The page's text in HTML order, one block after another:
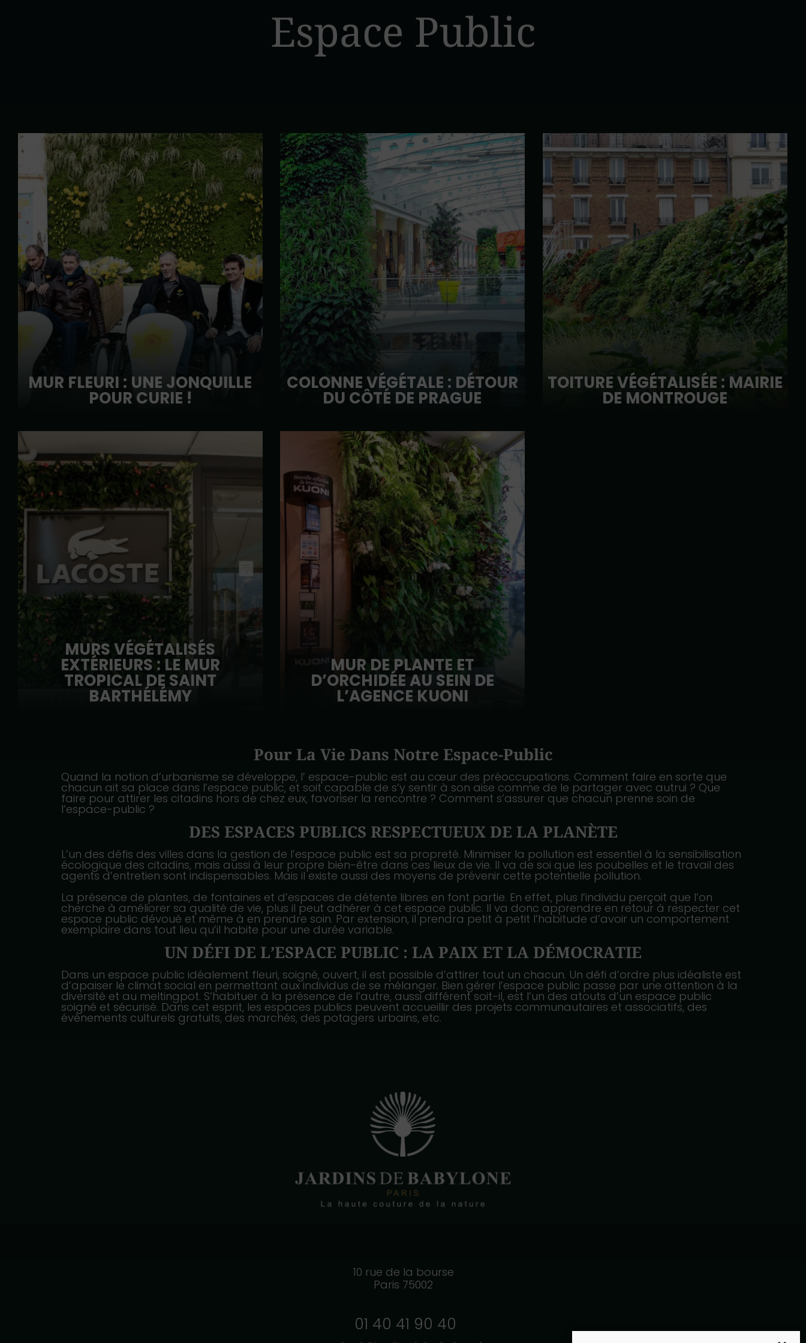
Espace Public
MUR FLEURI : UNE JONQUILLE
POUR CURIE !
COLONNE VÉGÉTALE : DÉTOUR
DU CÔTÉ DE PRAGUE
TOITURE VÉGÉTALISÉE : MAIRIE
DE MONTROUGE
MURS VÉGÉTALISÉS
EXTÉRIEURS : LE MUR
TROPICAL DE SAINT
BARTHÉLÉMY
MUR DE PLANTE ET
D’ORCHIDÉE AU SEIN DE
L’AGENCE KUONI
Pour La Vie Dans Notre Espace-Public
Quand la notion d’urbanisme se développe, l’ espace-public est au cœur des préoccupations. Comment faire en sorte que
chacun ait sa place dans l’espace public, et soit capable de s’y sentir à son aise comme de le partager avec autrui ? Que
faire pour attirer les citadins hors de chez eux, favoriser la rencontre ? Comment s’assurer que chacun prenne soin de
l’espace-public ?
DES ESPACES PUBLICS RESPECTUEUX DE LA PLANÈTE
L’un des défis des villes dans la gestion de l’espace public est sa propreté. Minimiser la pollution est essentiel à la sensibilisation
écologique des citadins, mais aussi à leur propre bien-être dans ces lieux de vie. Il va de soi que les poubelles et le travail des
agents d’entretien sont indispensables. Mais il existe aussi des moyens de prévenir cette potentielle pollution.
La présence de plantes, de fontaines et d’espaces de détente libres en font partie. En effet, plus l’individu perçoit que l’on
cherche à améliorer sa qualité de vie, plus il peut adhérer à cet espace public. Il va donc apprendre en retour à respecter cet
espace public dévoué et même à en prendre soin. Par extension, il prendra petit à petit l’habitude d’avoir un comportement
exemplaire dans tout lieu qu’il habite pour une durée variable.
UN DÉFI DE L’ESPACE PUBLIC : LA PAIX ET LA DÉMOCRATIE
Dans un espace public idéalement fleuri, soigné, ouvert, il est possible d’attirer tout un chacun. Un défi d’ordre plus idéaliste est
d’apaiser le climat social en permettant aux individus de se mélanger. Bien gérer l’espace public passe par une attention à la
diversité et au meltingpot. S’habituer à la présence de l’autre, aussi différent soit-il, est l’un des atouts d’un espace public
soigné et sécurisé. Dans cet esprit, les espaces publics peuvent accueillir des projets communautaires et associatifs, des
évènements culturels gratuits, des marchés, des potagers urbains, etc.
10 rue de la bourse
Paris 75002
01 40 41 90 40